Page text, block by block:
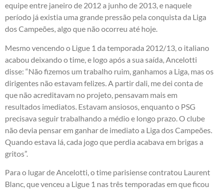
equipe entre janeiro de 2012 a junho de 2013, e naquele
período já existia uma grande pressão pela conquista da Liga
dos Campeões, algo que não ocorreu até hoje.
Mesmo vencendo o Ligue 1 da temporada 2012/13, o italiano
acabou deixando o time, e logo após a sua saída, Ancelotti
disse: “Não fizemos um trabalho ruim, ganhamos a Liga, mas os
dirigentes não estavam felizes. A partir dali, me dei conta de
que não acreditavam no projeto, pensavam mais em
resultados imediatos. Estavam ansiosos, enquanto o PSG
precisava seguir trabalhando a médio e longo prazo. O clube
não devia pensar em ganhar de imediato a Liga dos Campeões.
Quando estava lá, cada jogo que perdia acabava em brigas a
gritos”.
Para o lugar de Ancelotti, o time parisiense contratou Laurent
Blanc, que venceu a Ligue 1 nas três temporadas em que ficou